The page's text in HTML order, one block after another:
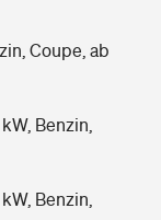
Coupe, ab
Benzin,
Benzin,